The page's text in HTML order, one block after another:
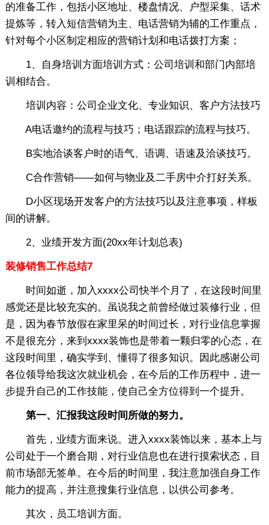
的准备工作，包括小区地址、楼盘情况、户型采集、话术
提炼等，转入短信营销为主、电话营销为辅的工作重点，
针对每个小区制定相应的营销计划和电话拨打方案；
1、自身培训方面培训方式：公司培训和部门内部培
训相结合。
培训内容：公司企业文化、专业知识、客户方法技巧
A电话邀约的流程与技巧；电话跟踪的流程与技巧。
B实地洽谈客户时的语气、语调、语速及洽谈技巧。
C合作营销——如何与物业及二手房中介打好关系。
D小区现场开发客户的方法技巧以及注意事项，样板
间的讲解。
2、业绩开发方面(20xx年计划总表)
装修销售工作总结7
时间如逝，加入xxxx公司快半个月了，在这段时间里
感觉还是比较充实的。虽说我之前曾经做过装修行业，但
是，因为春节放假在家里呆的时间过长，对行业信息掌握
不是很充分，来到xxxx装饰也是带着一颗归零的心态，在
这段时间里，确实学到、懂得了很多知识。因此感谢公司
各位领导给我这次就业机会，在今后的工作历程中，进一
步提升自己的工作技能，使自己全方位得到一个提升。
第一、汇报我这段时间所做的努力。
首先，业绩方面来说。进入xxxx装饰以来，基本上与
公司处于一个磨合期，对行业信息也在进行摸索状态，目
前市场部无签单。在今后的时间里，我注意加强自身工作
能力的提高，并注意搜集行业信息，以供公司参考。
其次，员工培训方面。